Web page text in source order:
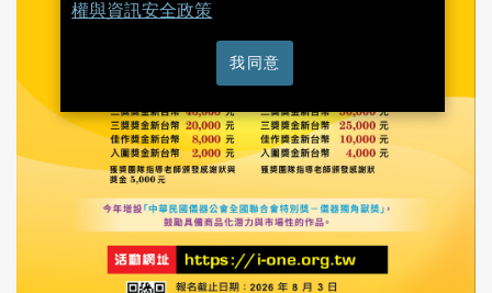
權與資訊安全政策
我同意